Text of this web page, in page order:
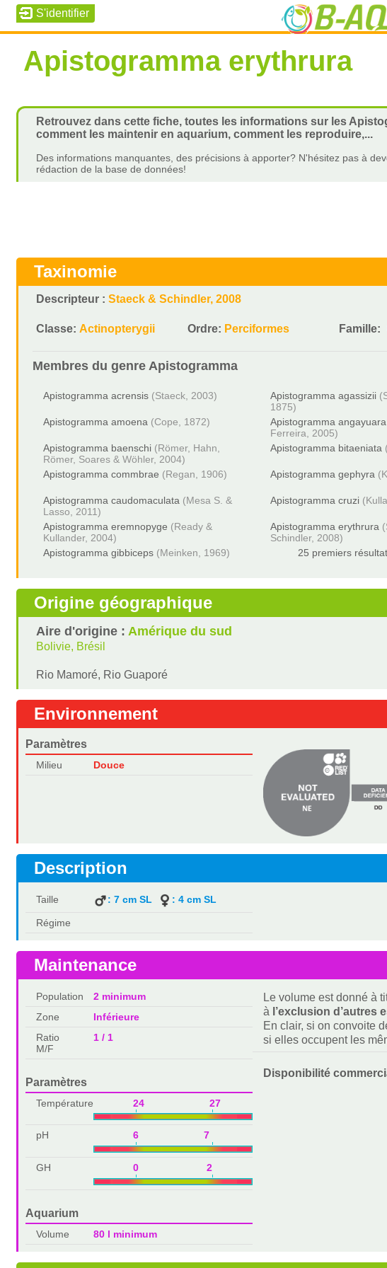
Apistogramma erythrura
Retrouvez dans cette fiche, toutes les informations sur les
comment les maintenir en aquarium, comment les reproduire,...
Des informations manquantes, des précisions à apporter? N'hésitez pas à
rédaction de la base de données!
Taxinomie
Descripteur :Staeck & Schindler, 2008
Classe:Actinopterygii Ordre: Perciformes Famille:
Membres du genreApistogramma
Apistogramma acrensis (Staeck, 2003) Apistogramma agassizii
1875)
Apistogramma amoena (Cope, 1872) Apistogramma angayuara
Ferreira, 2005)
Apistogramma baenschi (Römer, Hahn,
Römer, Soares & Wöhler, 2004)
Apistogramma bitaeniata
Apistogramma commbrae (Regan, 1906) Apistogramma gephyra
Apistogramma caudomaculata (Mesa S. &
Lasso, 2011)
Apistogramma cruzi
Apistogramma eremnopyge (Ready &
Kullander, 2004)
Apistogramma erythrura
Schindler, 2008)
Apistogramma gibbiceps (Meinken, 1969) 25 premiers
Origine géographique
Aire d'origine :Amérique du sud
Bolivie, Brésil
Rio Mamoré, Rio Guaporé
Environnement
Paramètres
Milieu Douce
Description
Taille : 7 cm SL : 4 cm SL
Régime
Maintenance
Population
2 minimum
Zone
Inférieure
Ratio
M/F
1 / 1
Paramètres
Température 24 27
pH 6 7
GH 0 2
Aquarium
Volume 80 l minimum
Le volume est donné à
à l’exclusion d’autres
En clair, si on convoite
si elles occupent les
Disponibilité